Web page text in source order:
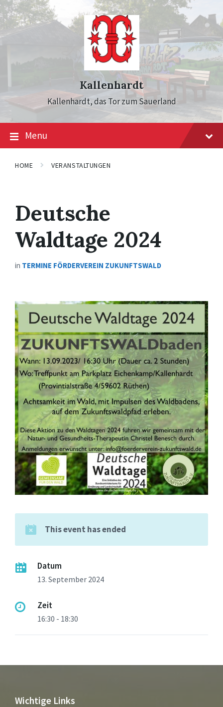
Skip
to
content
Skip
to
main
navigation
Skip
to
footer
Kallenhardt
Kallenhardt, das Tor zum Sauerland
Menu
HOME VERANSTALTUNGEN
Deutsche
Waldtage 2024
in TERMINE FÖRDERVEREIN ZUKUNFTSWALD
This event has ended
Datum
13. September 2024
Zeit
16:30 - 18:30
Wichtige Links